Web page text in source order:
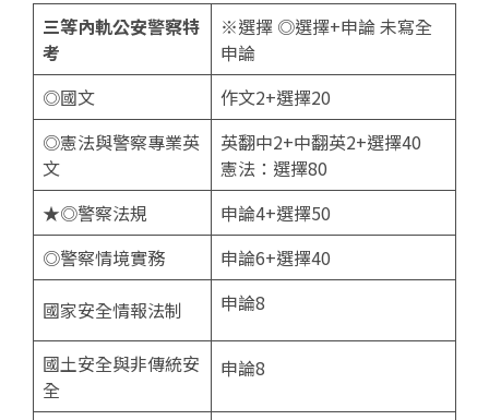
三等內軌公安警察特
考
※選擇 ◎選擇+申論 未寫全
申論
◎國文
作文2+選擇20
◎憲法與警察專業英
文
英翻中2+中翻英2+選擇40
憲法：選擇80
★◎警察法規
申論4+選擇50
◎警察情境實務
申論6+選擇40
國家安全情報法制
申論8
國土安全與非傳統安
全
申論8